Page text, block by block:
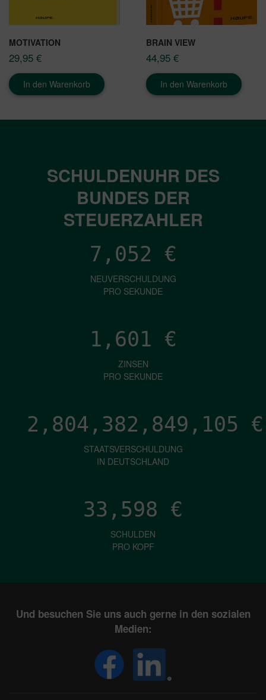
MOTIVATION
29,95 €
In den Warenkorb
BRAIN VIEW
44,95 €
In den Warenkorb
SCHULDENUHR DES
BUNDES DER
STEUERZAHLER
7,052 €
NEUVERSCHULDUNG
PRO SEKUNDE
1,601 €
ZINSEN
PRO SEKUNDE
2,804,382,851,644 €
STAATSVERSCHULDUNG
IN DEUTSCHLAND
33,598 €
SCHULDEN
PRO KOPF
Und besuchen Sie uns auch gerne in den sozialen
Medien: